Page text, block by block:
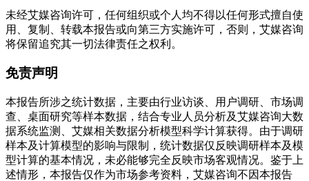
未经艾媒咨询许可，任何组织或个人均不得以任何形式擅自使
用、复制、转载本报告或向第三方实施许可，否则，艾媒咨询
将保留追究其一切法律责任之权利。
免责声明
本报告所涉之统计数据，主要由行业访谈、用户调研、市场调
查、桌面研究等样本数据，结合专业人员分析及艾媒咨询大数
据系统监测、艾媒相关数据分析模型科学计算获得。由于调研
样本及计算模型的影响与限制，统计数据仅反映调研样本及模
型计算的基本情况，未必能够完全反映市场客观情况。鉴于上
述情形，本报告仅作为市场参考资料，艾媒咨询不因本报告